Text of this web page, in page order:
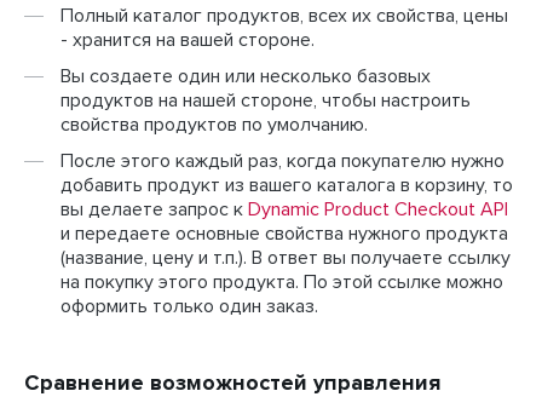
Полный каталог продуктов, всех их свойства, цены
- хранится на вашей стороне.
Вы создаете один или несколько базовых
продуктов на нашей стороне, чтобы настроить
свойства продуктов по умолчанию.
После этого каждый раз, когда покупателю нужно
добавить продукт из вашего каталога в корзину, то
вы делаете запрос к Dynamic Product Checkout API
и передаете основные свойства нужного продукта
(название, цену и т.п.). В ответ вы получаете ссылку
на покупку этого продукта. По этой ссылке можно
оформить только один заказ.
Сравнение возможностей управления